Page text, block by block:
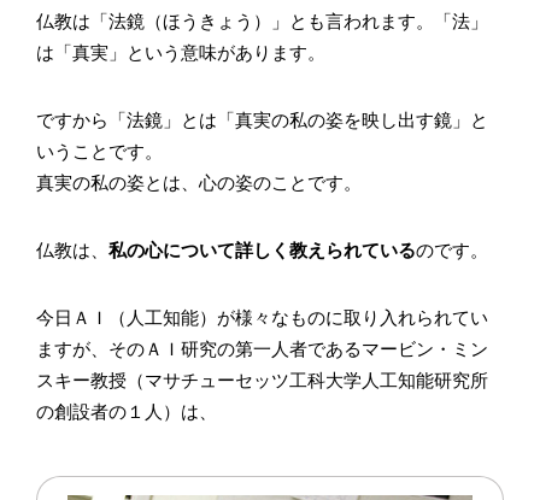
仏教は「法鏡（ほうきょう）」とも言われます。「法」
は「真実」という意味があります。
ですから「法鏡」とは「真実の私の姿を映し出す鏡」と
いうことです。
真実の私の姿とは、心の姿のことです。
仏教は、 私の心について詳しく教えられているのです。
今日ＡＩ（人工知能）が様々なものに取り入れられてい
ますが、そのＡＩ研究の第一人者であるマービン・ミン
スキー教授（マサチューセッツ工科大学人工知能研究所
の創設者の１人）は、